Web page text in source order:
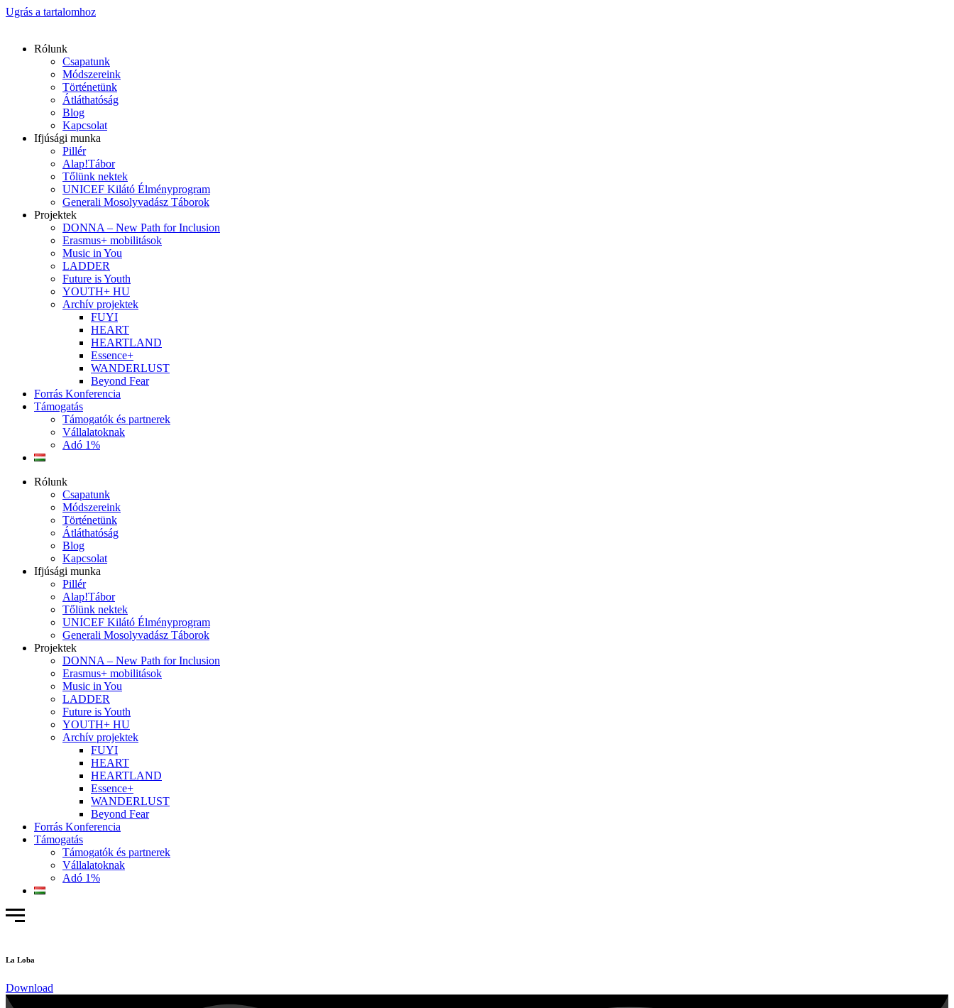
Ugrás a tartalomhoz
Rólunk
Csapatunk
Módszereink
Történetünk
Átláthatóság
Blog
Kapcsolat
Ifjúsági munka
Pillér
Alap!Tábor
Tőlünk nektek
UNICEF Kilátó Élményprogram
Generali Mosolyvadász Táborok
Projektek
DONNA – New Path for Inclusion
Erasmus+ mobilitások
Music in You
LADDER
Future is Youth
YOUTH+ HU
Archív projektek
FUYI
HEART
HEARTLAND
Essence+
WANDERLUST
Beyond Fear
Forrás Konferencia
Támogatás
Támogatók és partnerek
Vállalatoknak
Adó 1%
Rólunk
Csapatunk
Módszereink
Történetünk
Átláthatóság
Blog
Kapcsolat
Ifjúsági munka
Pillér
Alap!Tábor
Tőlünk nektek
UNICEF Kilátó Élményprogram
Generali Mosolyvadász Táborok
Projektek
DONNA – New Path for Inclusion
Erasmus+ mobilitások
Music in You
LADDER
Future is Youth
YOUTH+ HU
Archív projektek
FUYI
HEART
HEARTLAND
Essence+
WANDERLUST
Beyond Fear
Forrás Konferencia
Támogatás
Támogatók és partnerek
Vállalatoknak
Adó 1%
La Loba
Download